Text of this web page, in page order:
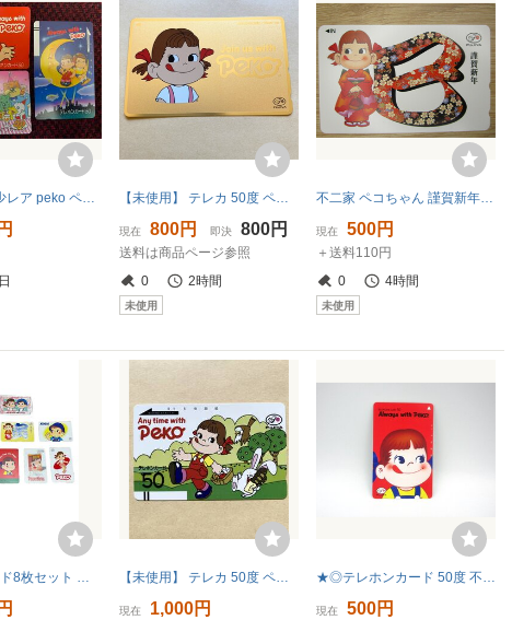
☆★ 美品 希少レア peko ペコちゃん 不二家 ミルキー 企業 マスコットキャラクター テレホンカード 3種3枚セット 50度 “Always with Peko 【未使用】 テレカ 50度 ペコちゃん Join us with Peko ゴールド 不二家
現在 800円 即決 800円
送料は商品ページ参照
0
2時間
未使用
不二家 ペコちゃん 謹賀新年 巳年 テレホンカード 50度数
現在 500円
＋送料110円
0
4時間
未使用
テレホンカード8枚セット 不二家 ペコちゃん ポコちゃん 【未使用】 テレカ 50度 ペコちゃん Any time with Peko 不二家
現在 1,000円
★◎テレホンカード 50度 不二家 ペコちゃん Always with peko テレカ 未使用 個人保管品
現在 500円